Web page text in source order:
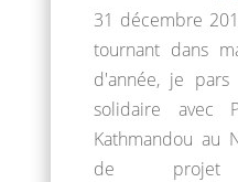
31 décembre
tournant dans
d'année, je
solidaire avec
Kathmandou au
de projet